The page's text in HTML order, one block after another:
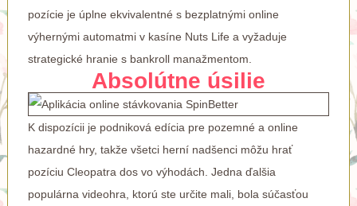
pozície je úplne ekvivalentné s bezplatnými online
výhernými automatmi v kasíne Nuts Life a vyžaduje
strategické hranie s bankroll manažmentom.
Absolútne úsilie
K dispozícii je podniková edícia pre pozemné a online
hazardné hry, takže všetci herní nadšenci môžu hrať
pozíciu Cleopatra dos vo výhodách. Jedna ďalšia
populárna videohra, ktorú ste určite mali, bola súčasťou